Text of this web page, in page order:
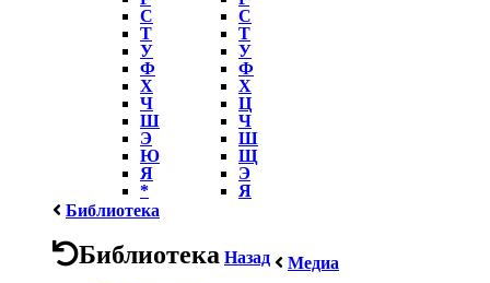
С
Т
У
Ф
Х
Ч
Ш
Э
Ю
Я
*
С
Т
У
Ф
Х
Ц
Ч
Ш
Щ
Э
Я
Библиотека
Библиотека Назад Медиа